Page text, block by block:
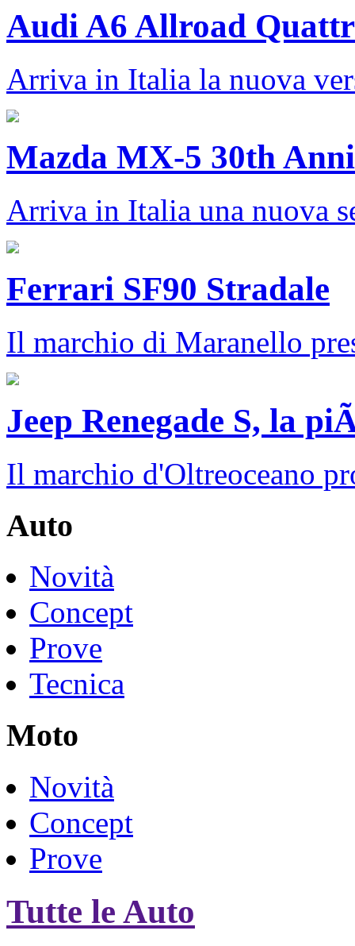
Audi A6 Allroad
Arriva in Italia la nuova
Mazda MX-5 30th
Arriva in Italia una nuova
Ferrari SF90 Stradale
Il marchio di Maranello
Jeep Renegade S, la
Il marchio d'Oltreoceano
Auto
Novità
Concept
Prove
Tecnica
Moto
Novità
Concept
Prove
Tutte le Auto